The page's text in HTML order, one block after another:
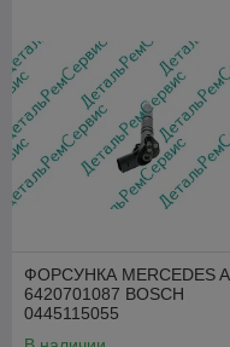
ФОРСУНКА MERCEDES A
6420701087 BOSCH
0445115055